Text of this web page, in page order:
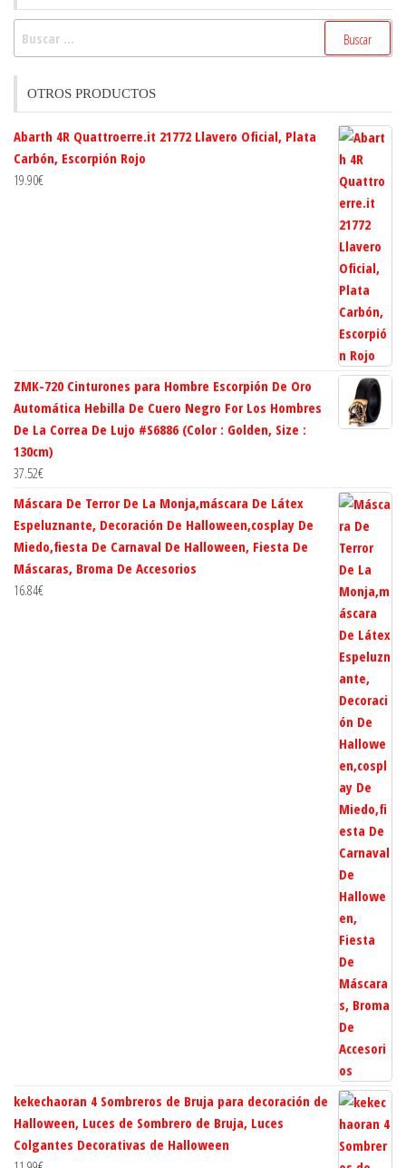
OTROS PRODUCTOS
Abarth 4R Quattroerre.it 21772 Llavero Oficial, Plata
Carbón, Escorpión Rojo
19.90€
ZMK-720 Cinturones para Hombre Escorpión De Oro
Automática Hebilla De Cuero Negro For Los Hombres
De La Correa De Lujo #S6886 (Color : Golden, Size :
130cm)
37.52€
Máscara De Terror De La Monja,máscara De Látex
Espeluznante, Decoración De Halloween,cosplay De
Miedo,fiesta De Carnaval De Halloween, Fiesta De
Máscaras, Broma De Accesorios
16.84€
kekechaoran 4 Sombreros de Bruja para decoración de
Halloween, Luces de Sombrero de Bruja, Luces
Colgantes Decorativas de Halloween